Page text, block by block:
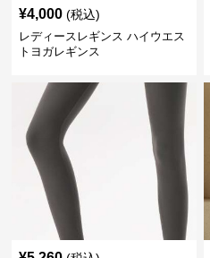
¥4,000 (税込)
レディースレギンス ハイウエス
トヨガレギンス